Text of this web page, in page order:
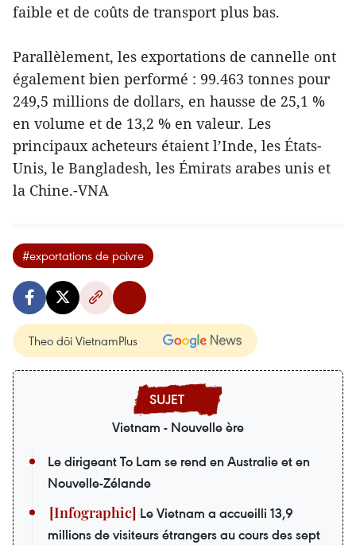
faible et de coûts de transport plus bas.
Parallèlement, les exportations de cannelle ont
également bien performé : 99.463 tonnes pour
249,5 millions de dollars, en hausse de 25,1 %
en volume et de 13,2 % en valeur. Les
principaux acheteurs étaient l’Inde, les États-
Unis, le Bangladesh, les Émirats arabes unis et
la Chine.-VNA
#exportations de poivre
Theo dõi VietnamPlus
Vietnam - Nouvelle ère
Le dirigeant To Lam se rend en Australie et en
Nouvelle-Zélande
Le Vietnam a accueilli 13,9
millions de visiteurs étrangers au cours des sept